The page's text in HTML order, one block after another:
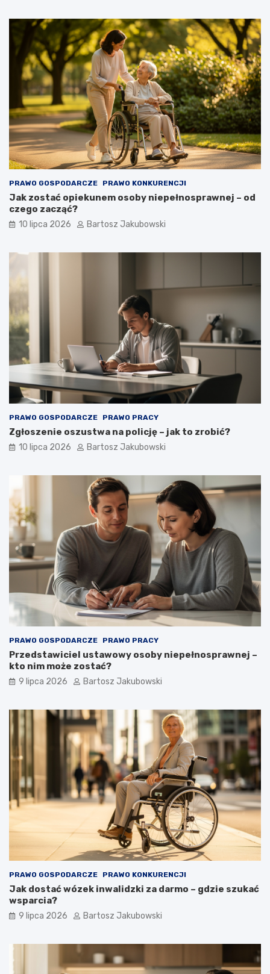
PRAWO GOSPODARCZE PRAWO KONKURENCJI
Jak zostać opiekunem osoby niepełnosprawnej – od
czego zacząć?
10 lipca 2026 Bartosz Jakubowski
PRAWO GOSPODARCZE PRAWO PRACY
Zgłoszenie oszustwa na policję – jak to zrobić?
10 lipca 2026 Bartosz Jakubowski
PRAWO GOSPODARCZE PRAWO PRACY
Przedstawiciel ustawowy osoby niepełnosprawnej –
kto nim może zostać?
9 lipca 2026 Bartosz Jakubowski
PRAWO GOSPODARCZE PRAWO KONKURENCJI
Jak dostać wózek inwalidzki za darmo – gdzie szukać
wsparcia?
9 lipca 2026 Bartosz Jakubowski